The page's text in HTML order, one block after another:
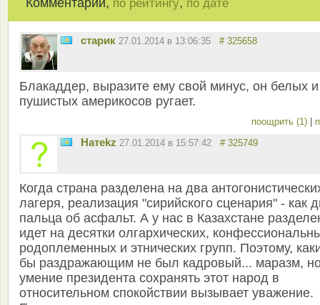
Комментарии, по рейтингу, по дате
старик 27.01.2014 в 13:06:35 # 325658
Блакаддер, выразите ему свой минус, он белых и
пушистых америкосов ругает.
поощрить (1)
Натekz 27.01.2014 в 15:57:42 # 325749
Когда страна разделена на два
лагеря, реализация "сирийского сценария" - как
пальца об асфальт. А у нас в Казахстане
идет на десятки олгархических,
родоплеменных и этнических групп. Поэтому,
бы раздражающим не был кадровый... маразм,
умение президента сохранять этот народ в
относительном спокойствии вызывает уважение.